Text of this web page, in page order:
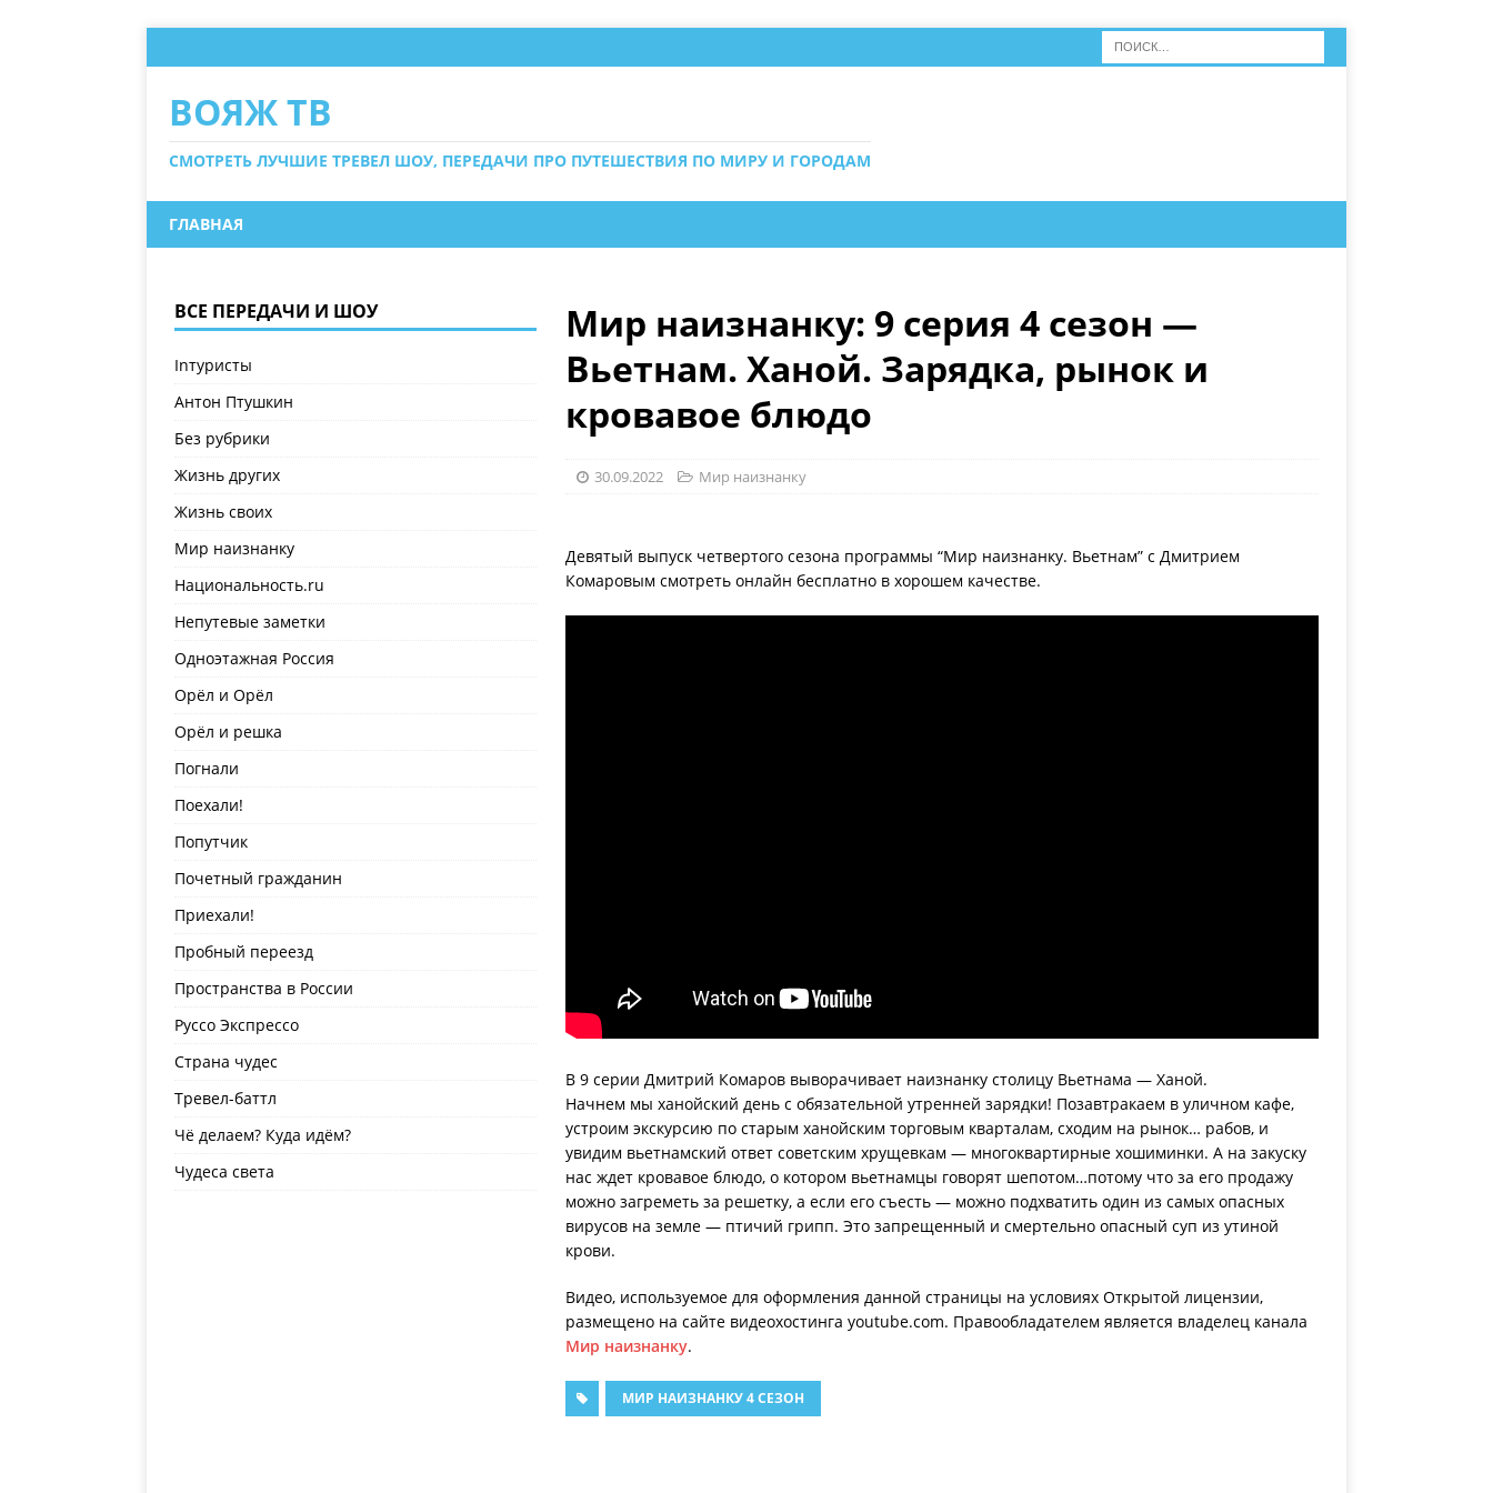
ВОЯЖ ТВ
СМОТРЕТЬ ЛУЧШИЕ ТРЕВЕЛ ШОУ, ПЕРЕДАЧИ ПРО ПУТЕШЕСТВИЯ ПО МИРУ И ГОРОДАМ
ГЛАВНАЯ
Мир наизнанку: 9 серия 4 сезон —
Вьетнам. Ханой. Зарядка, рынок и
кровавое блюдо
30.09.2022 Мир наизнанку
Девятый выпуск четвертого сезона программы “Мир наизнанку. Вьетнам” с Дмитрием
Комаровым смотреть онлайн бесплатно в хорошем качестве.
В 9 серии Дмитрий Комаров выворачивает наизнанку столицу Вьетнама — Ханой.
Начнем мы ханойский день с обязательной утренней зарядки! Позавтракаем в уличном кафе,
устроим экскурсию по старым ханойским торговым кварталам, сходим на рынок… рабов, и
увидим вьетнамский ответ советским хрущевкам — многоквартирные хошиминки. А на закуску
нас ждет кровавое блюдо, о котором вьетнамцы говорят шепотом…потому что за его продажу
можно загреметь за решетку, а если его съесть — можно подхватить один из самых опасных
вирусов на земле — птичий грипп. Это запрещенный и смертельно опасный суп из утиной
крови.
Видео, используемое для оформления данной страницы на условиях Открытой лицензии,
размещено на сайте видеохостинга youtube.com. Правообладателем является владелец канала
Мир наизнанку.
МИР НАИЗНАНКУ 4 СЕЗОН
ВСЕ ПЕРЕДАЧИ И ШОУ
Inтуристы
Антон Птушкин
Без рубрики
Жизнь других
Жизнь своих
Мир наизнанку
Национальность.ru
Непутевые заметки
Одноэтажная Россия
Орёл и Орёл
Орёл и решка
Погнали
Поехали!
Попутчик
Почетный гражданин
Приехали!
Пробный переезд
Пространства в России
Руссо Экспрессо
Страна чудес
Тревел-баттл
Чё делаем? Куда идём?
Чудеса света